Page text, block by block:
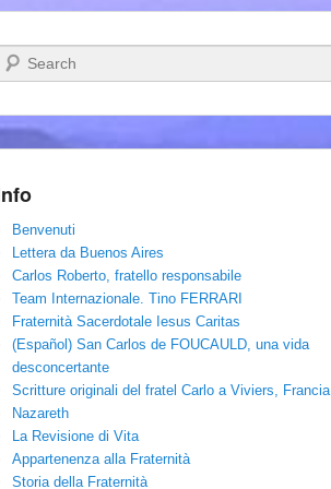
Cerca
Benvenuti
Lettera da Buenos Aires
Carlos Roberto, fratello responsabile
Team Internazionale. Tino FERRARI
Fraternità Sacerdotale Iesus Caritas
(Español) San Carlos de FOUCAULD, una vida
desconcertante
Scritture originali del fratel Carlo a Viviers, Francia
Nazareth
La Revisione di Vita
Appartenenza alla Fraternità
Storia della Fraternità